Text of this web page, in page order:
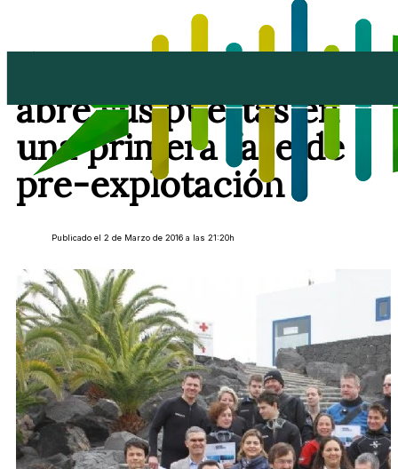
abre sus puertas en
una primera fase de
pre-explotación
Publicado el 2 de Marzo de 2016 a las 21:20h